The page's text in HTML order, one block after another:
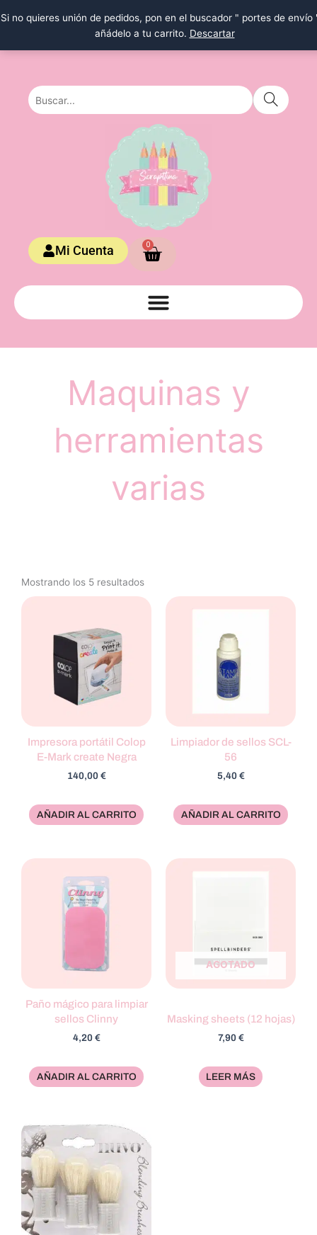
Si no quieres unión de pedidos, pon en el buscador " portes de envío
añádelo a tu carrito. Descartar
al
Mi Cuenta 0
Carrito
Maquinas y
herramientas
varias
Mostrando los 5 resultados
Impresora portátil Colop
E-Mark create Negra
140,00 €
AÑADIR AL CARRITO
Limpiador de sellos SCL-
56
5,40 €
AÑADIR AL CARRITO
Paño mágico para limpiar
sellos Clinny
4,20 €
AÑADIR AL CARRITO
AGOTADO
Masking sheets (12 hojas)
7,90 €
LEER MÁS